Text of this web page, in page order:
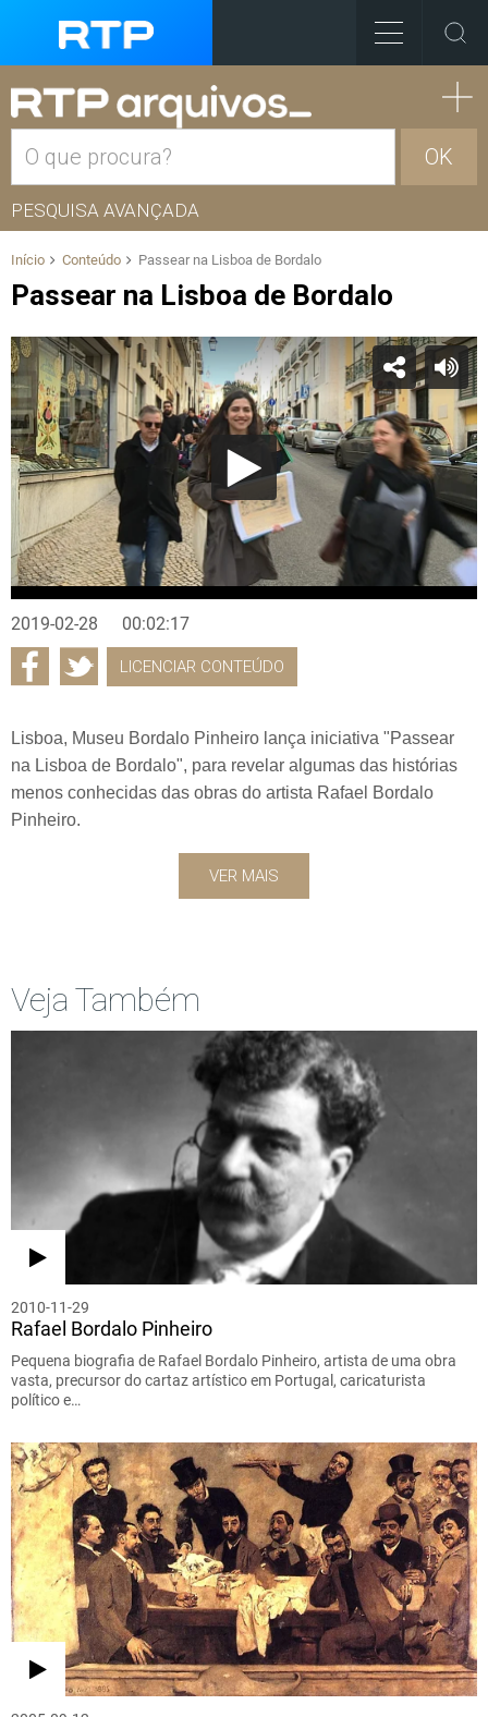
OK
PESQUISA AVANÇADA
Início Conteúdo Passear na Lisboa de Bordalo
Passear na Lisboa de Bordalo
2019-02-28 00:02:17
LICENCIAR CONTEÚDO
Lisboa, Museu Bordalo Pinheiro lança iniciativa "Passear
na Lisboa de Bordalo", para revelar algumas das histórias
menos conhecidas das obras do artista Rafael Bordalo
Pinheiro.
VER MAIS
Veja Também
2010-11-29
Rafael Bordalo Pinheiro
Pequena biografia de Rafael Bordalo Pinheiro, artista de uma obra
vasta, precursor do cartaz artístico em Portugal, caricaturista
político e…